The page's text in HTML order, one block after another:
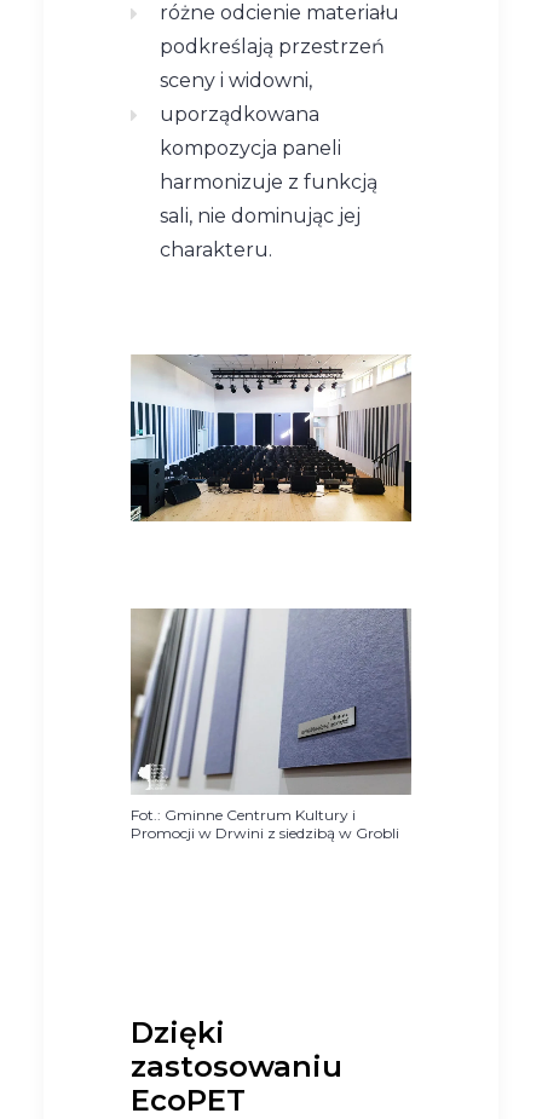
różne odcienie materiału
podkreślają przestrzeń
sceny i widowni,
uporządkowana
kompozycja paneli
harmonizuje z funkcją
sali, nie dominując jej
charakteru.
Fot.: Gminne Centrum Kultury i
Promocji w Drwini z siedzibą w Grobli
Dzięki
zastosowaniu
EcoPET